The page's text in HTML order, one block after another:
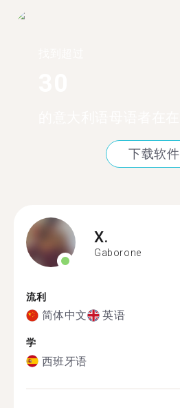
下载软件
X.
Gaborone
流利
简体中文 英语
学
西班牙语